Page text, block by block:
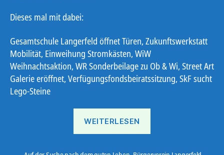
Dieses mal mit dabei:
Gesamtschule Langerfeld öffnet Türen, Zukunftswerkstatt
Mobilität, Einweihung Stromkästen, WiW
Weihnachtsaktion, WR Sonderbeilage zu Ob & Wi, Street Art
Galerie eröffnet, Verfügungsfondsbeiratssitzung, SkF sucht
Lego-Steine
WEITERLESEN